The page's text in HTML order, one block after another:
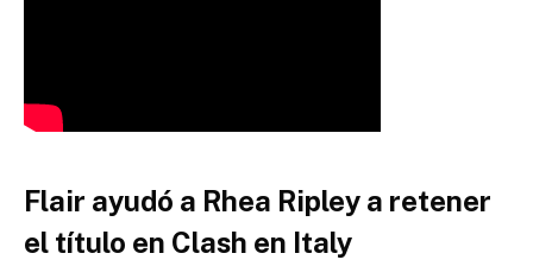
Flair ayudó a Rhea Ripley a retener
el título en Clash en Italy